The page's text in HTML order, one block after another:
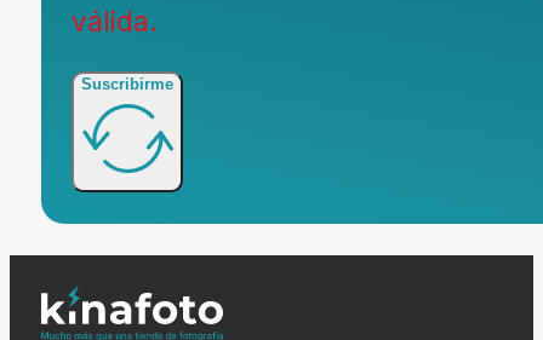
válida.
Suscribirme